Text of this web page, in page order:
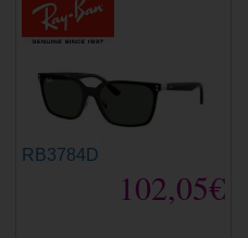
RB3784D
102,05€